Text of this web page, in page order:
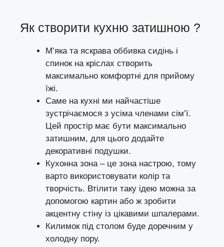
Як створити кухню затишною ?
М’яка та яскрава оббивка сидінь і
спинок на кріслах створить
максимально комфортні для прийому
їжі.
Саме на кухні ми найчастіше
зустрічаємося з усіма членами сім’ї.
Цей простір має бути максимально
затишним, для цього додайте
декоративні подушки.
Кухонна зона – це зона настрою, тому
варто використовувати колір та
творчість. Втілити таку ідею можна за
допомогою картин або ж зробити
акцентну стіну із цікавими шпалерами.
Килимок під столом буде доречним у
холодну пору.